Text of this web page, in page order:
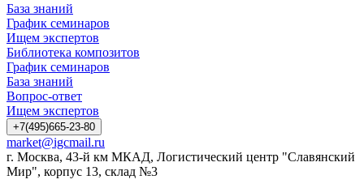
База знаний
График семинаров
Ищем экспертов
Библиотека композитов
График семинаров
База знаний
Вопрос-ответ
Ищем экспертов
+7(495)665-23-80
market@igcmail.ru
г. Москва, 43-й км МКАД, Логистический центр "Славянский
Мир", корпус 13, склад №3